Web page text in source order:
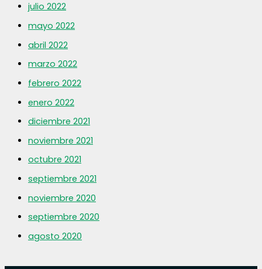
julio 2022
mayo 2022
abril 2022
marzo 2022
febrero 2022
enero 2022
diciembre 2021
noviembre 2021
octubre 2021
septiembre 2021
noviembre 2020
septiembre 2020
agosto 2020